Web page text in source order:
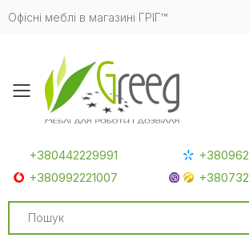
Офісні меблі в магазині ГРІГ™
Toggle mobile menu
+380442229991
+380992221007
Search